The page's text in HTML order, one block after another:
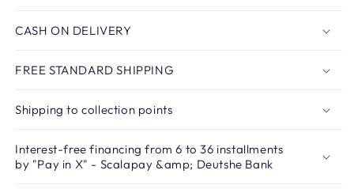
CASH ON DELIVERY
FREE STANDARD SHIPPING
Shipping to collection points
Interest-free financing from 6 to 36 installments
by "Pay in X" - Scalapay &amp; Deutshe Bank